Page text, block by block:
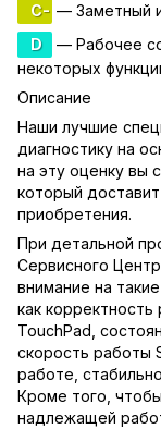
C- — Заметный
D
— Рабочее
некоторых
Описание
Наши лучшие
диагностику на
на эту оценку вы
который
приобретения.
При детальной
Сервисного
внимание на
как
TouchPad,
скорость работы
работе,
Кроме того,
надлежащей